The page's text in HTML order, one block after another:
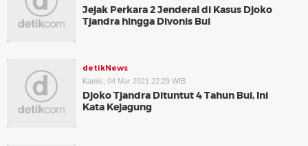
Jejak Perkara 2 Jenderal di Kasus Djoko
Tjandra hingga Divonis Bui
detikNews
Kamis, 04 Mar 2021 22:29 WIB
Djoko Tjandra Dituntut 4 Tahun Bui, Ini
Kata Kejagung